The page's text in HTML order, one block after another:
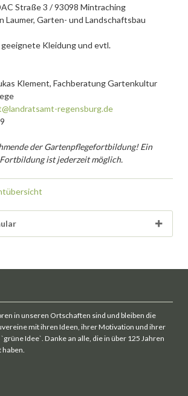
Straße 3 / 93098 Mintraching
Laumer, Garten- und Landschaftsbau
geeignete Kleidung und evtl.
Klement, Fachberatung Gartenkultur
regensburg.de
der Gartenpflegefortbildung! Ein
ist jederzeit möglich.
in unseren Ortschaften sind und bleiben die
mit ihren Ideen, ihrer Motivation und ihrer
Idee`. Danke an alle, die in über 125 Jahren